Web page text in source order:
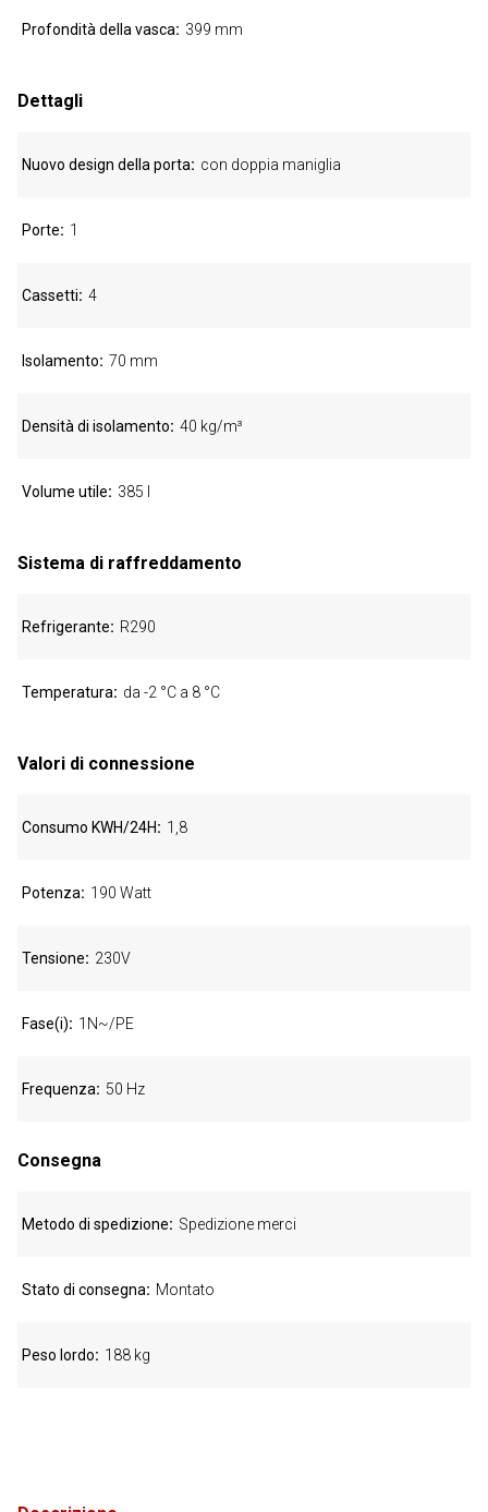
Profondità della vasca 399 mm
Dettagli
Nuovo design della porta con doppia maniglia
Porte 1
Cassetti 4
Isolamento 70 mm
Densità di isolamento 40 kg/m³
Volume utile 385 l
Sistema di raffreddamento
Refrigerante R290
Temperatura da -2 °C a 8 °C
Valori di connessione
Consumo KWH/24H 1,8
Potenza 190 Watt
Tensione 230V
Fase(i) 1N~/PE
Frequenza 50 Hz
Consegna
Metodo di spedizione Spedizione merci
Stato di consegna Montato
Peso lordo 188 kg